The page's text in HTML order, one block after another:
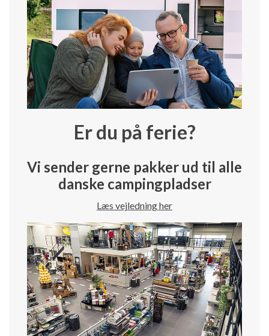
Er du på ferie?
Vi sender gerne pakker ud til alle
danske campingpladser
Læs vejledning her